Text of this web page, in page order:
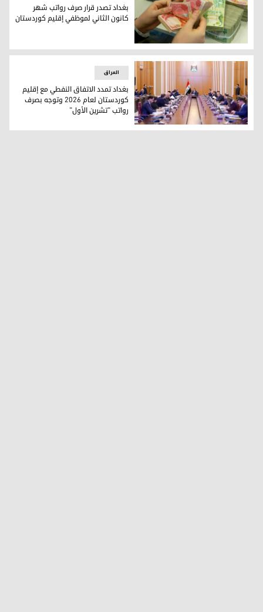
بغداد تصدر قرار صرف رواتب شهر كانون الثاني لموظفي إقليم
بغداد تصدر قرار صرف رواتب شهر
كانون الثاني لموظفي إقليم كوردستان
جلسة مجلس الوزراء العراقي (أرشيفية)
العراق
بغداد تمدد الاتفاق النفطي مع إقليم
كوردستان لعام 2026 وتوجه بصرف
رواتب "تشرين الأول"